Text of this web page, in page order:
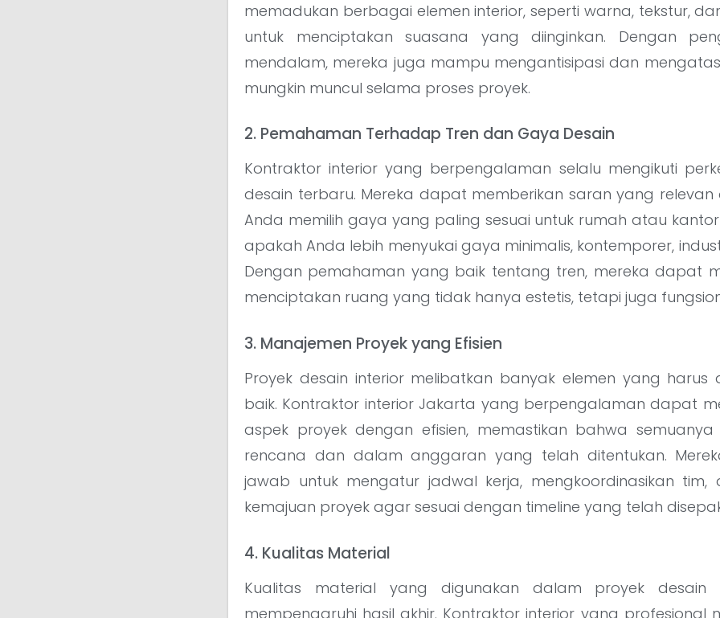
memadukan berbagai elemen interior, seperti warna, tekstur,
untuk menciptakan suasana yang diinginkan. Dengan
mendalam, mereka juga mampu mengantisipasi dan
mungkin muncul selama proses proyek.
2. Pemahaman Terhadap Tren dan Gaya Desain
Kontraktor interior yang berpengalaman selalu mengikuti
desain terbaru. Mereka dapat memberikan saran yang
Anda memilih gaya yang paling sesuai untuk rumah atau kantor
apakah Anda lebih menyukai gaya minimalis, kontemporer,
Dengan pemahaman yang baik tentang tren, mereka dapat
menciptakan ruang yang tidak hanya estetis, tetapi juga
3. Manajemen Proyek yang Efisien
Proyek desain interior melibatkan banyak elemen yang harus
baik. Kontraktor interior Jakarta yang berpengalaman dapat
aspek proyek dengan efisien, memastikan bahwa semuanya
rencana dan dalam anggaran yang telah ditentukan.
jawab untuk mengatur jadwal kerja, mengkoordinasikan tim,
kemajuan proyek agar sesuai dengan timeline yang telah
4. Kualitas Material
Kualitas material yang digunakan dalam proyek desain
mempengaruhi hasil akhir. Kontraktor interior yang profesional